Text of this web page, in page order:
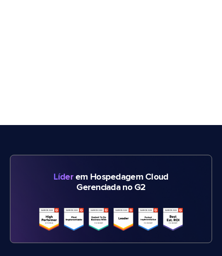
Líderem Hospedagem Cloud
Gerenciada no G2